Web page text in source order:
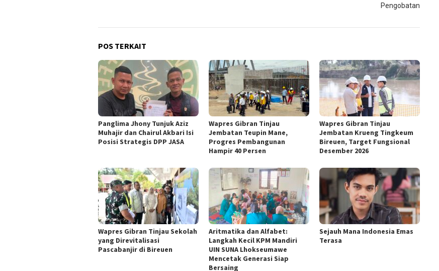
Pengobatan
POS TERKAIT
Panglima Jhony Tunjuk Aziz
Muhajir dan Chairul Akbari Isi
Posisi Strategis DPP JASA
Wapres Gibran Tinjau
Jembatan Teupin Mane,
Progres Pembangunan
Hampir 40 Persen
Wapres Gibran Tinjau
Jembatan Krueng Tingkeum
Bireuen, Target Fungsional
Desember 2026
Wapres Gibran Tinjau Sekolah
yang Direvitalisasi
Pascabanjir di Bireuen
Aritmatika dan Alfabet:
Langkah Kecil KPM Mandiri
UIN SUNA Lhokseumawe
Mencetak Generasi Siap
Bersaing
Sejauh Mana Indonesia Emas
Terasa